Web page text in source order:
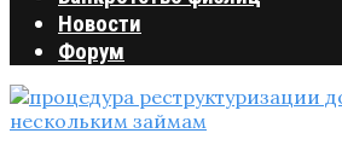
Новости
Форум